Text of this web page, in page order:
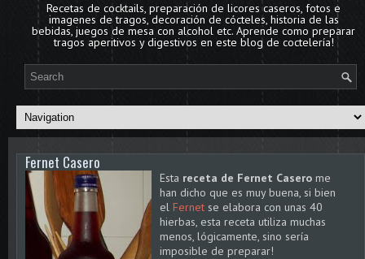
Recetas de cocktails, preparación de licores caseros, fotos e
imagenes de tragos, decoración de cócteles, historia de las
bebidas, juegos de mesa con alcohol etc. Aprende como preparar
tragos aperitivos y digestivos en este blog de coctelería!
Fernet Casero
Esta receta de Fernet Casero me
han dicho que es muy buena, si bien
el Fernet se elabora con unas 40
hierbas, esta receta utiliza muchas
menos, lógicamente, sino sería
imposible de preparar!